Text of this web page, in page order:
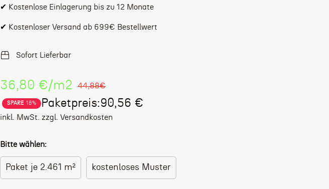
✔ Kostenlose Einlagerung bis zu 12 Monate
✔ Kostenloser Versand ab 699€ Bestellwert
Sofort Lieferbar
Stückpreis
36,80 €/m2 44,88€
SPARE 18%
VerkaufspreisPaketpreis:90,56 €
Regulärer
Preis
inkl. MwSt. zzgl. Versandkosten
Bitte wählen:
Paket je 2.461 m² kostenloses Muster